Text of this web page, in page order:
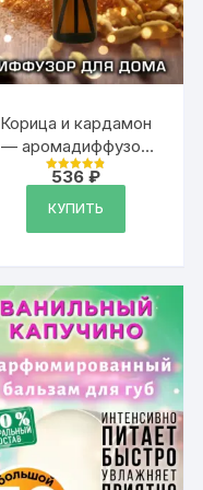
Корица и кардамон
— аромадиффузор
Аурасо, 50 мл, 1 шт.
Оценка
536 ₽
КУПИТЬ